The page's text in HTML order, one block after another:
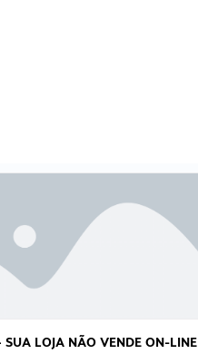
SUA LOJA NÃO VENDE ON-LINE